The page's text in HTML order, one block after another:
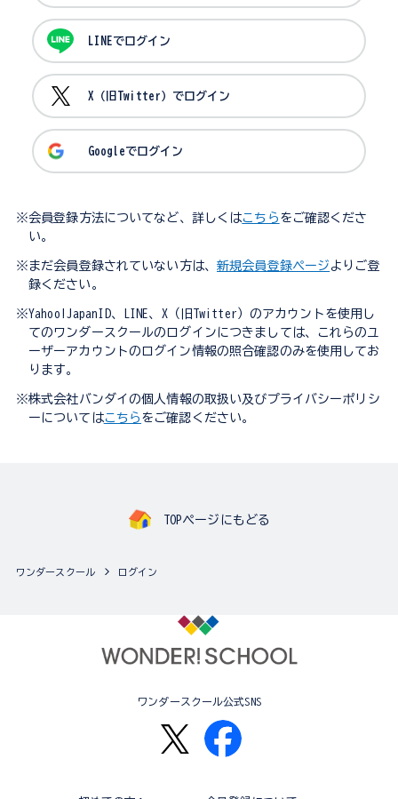
LINEでログイン
X（旧Twitter）でログイン
Googleでログイン
※会員登録方法についてなど、詳しくはこちら をご確認くださ
い。
※まだ会員登録されていない方は、 新規会員登録ページ よりご登
録ください。
※Yahoo!JapanID、LINE、X（旧Twitter）のアカウントを使用し
てのワンダースクールのログインにつきましては、これらのユ
ーザーアカウントのログイン情報の照合確認のみを使用してお
ります。
※株式会社バンダイの個人情報の取扱い及びプライバシーポリシ
ーについてはこちら をご確認ください。
TOPページにもどる
ワンダースクール ログイン
ワンダースクール公式SNS